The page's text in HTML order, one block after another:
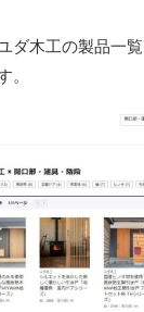
ダ木工の製品一
。